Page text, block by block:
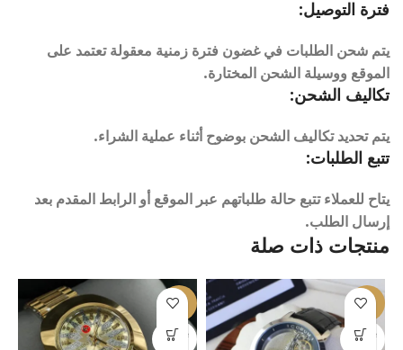
فترة التوصيل:
يتم شحن الطلبات في غضون فترة زمنية معقولة تعتمد على
الموقع ووسيلة الشحن المختارة.
تكاليف الشحن:
يتم تحديد تكاليف الشحن بوضوح أثناء عملية الشراء.
تتبع الطلبات:
يتاح للعملاء تتبع حالة طلباتهم عبر الموقع أو الرابط المقدم بعد
إرسال الطلب.
منتجات ذات صلة
-8%
بيعت كل
-5%
بيعت كل